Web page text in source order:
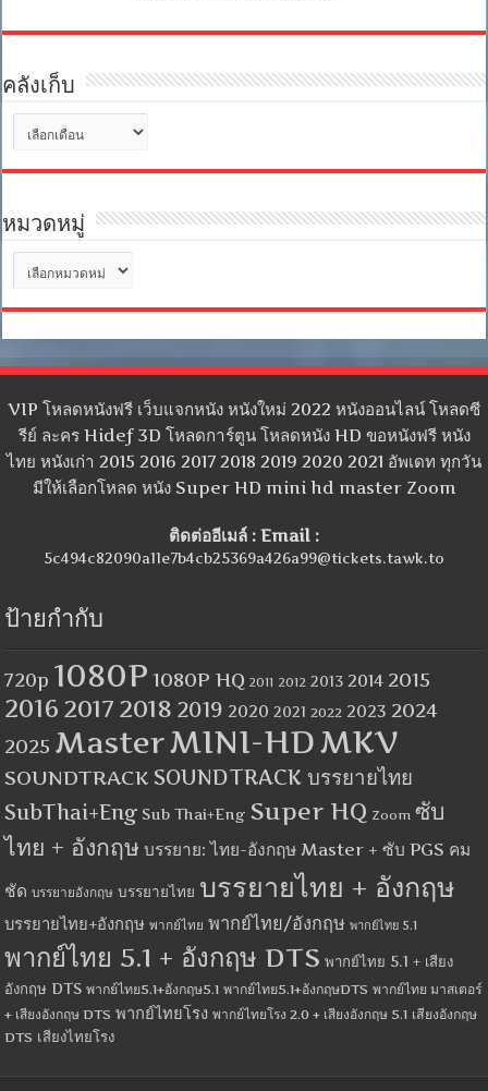
คลังเก็บ
เก็บ
หมวดหมู่
หมู่
VIP โหลดหนังฟรี เว็บแจกหนัง หนังใหม่ 2022 หนังออนไลน์ โหลดซี
รีย์ ละคร Hidef 3D โหลดการ์ตูน โหลดหนัง HD ขอหนังฟรี หนัง
ไทย หนังเก่า 2015 2016 2017 2018 2019 2020 2021 อัพเดท ทุกวัน
มีให้เลือกโหลด หนัง Super HD mini hd master Zoom
ติดต่ออีเมล์ : Email :
5c494c82090a11e7b4cb25369a426a99@tickets.tawk.to
ป้ายกำกับ
720p 1080P 1080P HQ 2011 2012 2013 2014 2015
2016 2017 2018 2019 2020 2021 2022 2023 2024
2025 MasterMINI-HDMKV
SOUNDTRACK SOUNDTRACK บรรยายไทย
SubThai+Eng Sub Thai+Eng Super HQ Zoom ซับ
ไทย + อังกฤษ บรรยาย: ไทย-อังกฤษ Master + ซับ PGS คม
ชัด บรรยายอังกฤษ บรรยายไทย บรรยายไทย + อังกฤษ
บรรยายไทย+อังกฤษ พากย์ไทย พากย์ไทย/อังกฤษ พากย์ไทย 5.1
พากย์ไทย 5.1 + อังกฤษ DTS พากย์ไทย 5.1 + เสียง
อังกฤษ DTS พากย์ไทย5.1+อังกฤษ5.1 พากย์ไทย5.1+อังกฤษDTS พากย์ไทย มาสเตอร์
+ เสียงอังกฤษ DTS พากย์ไทยโรง พากย์ไทยโรง 2.0 + เสียงอังกฤษ 5.1 เสียงอังกฤษ
DTS เสียงไทยโรง